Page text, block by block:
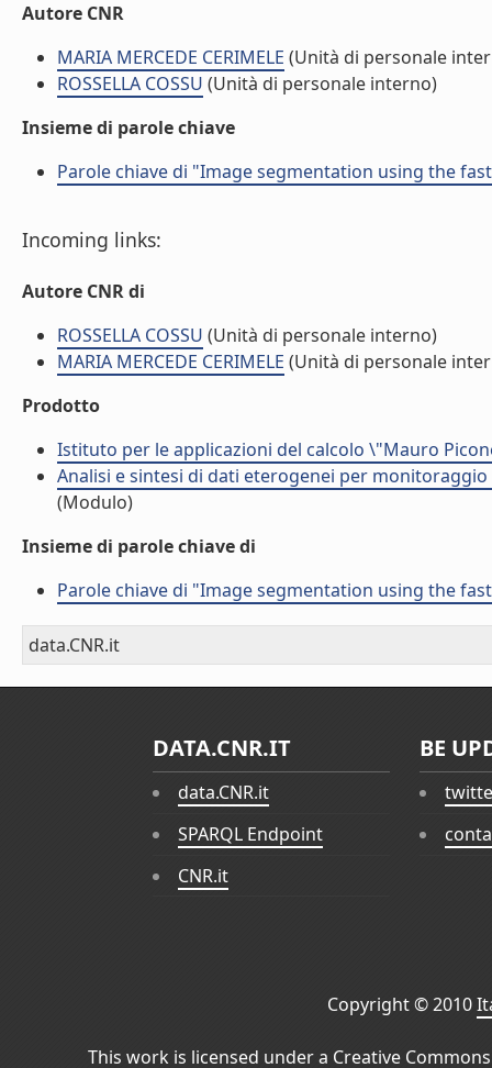
Autore CNR
MARIA MERCEDE CERIMELE (Unità di personale
ROSSELLA COSSU (Unità di personale interno)
Insieme di parole chiave
Parole chiave di "Image segmentation using the
Incoming links:
Autore CNR di
ROSSELLA COSSU (Unità di personale interno)
MARIA MERCEDE CERIMELE (Unità di personale
Prodotto
Istituto per le applicazioni del calcolo \"Mauro
Analisi e sintesi di dati eterogenei per monitoraggio
(Modulo)
Insieme di parole chiave di
Parole chiave di "Image segmentation using the
data.CNR.it
DATA.CNR.IT
data.CNR.it
SPARQL Endpoint
CNR.it
BE
Copyright © 2010
This work is licensed under a Creative